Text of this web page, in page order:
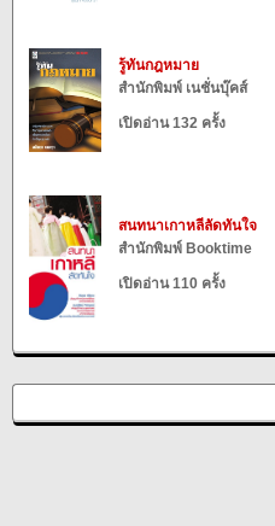
รู้ทันกฎหมาย
สำนักพิมพ์ เนชั่นบุ๊คส์
เปิดอ่าน 132 ครั้ง
สนทนาเกาหลีลัดทันใจ
สำนักพิมพ์ Booktime
เปิดอ่าน 110 ครั้ง